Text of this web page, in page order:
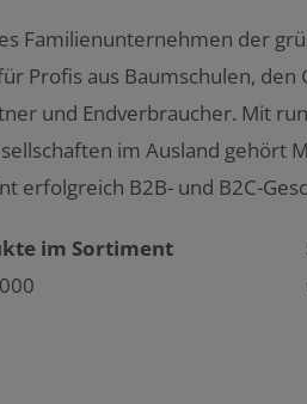
Familienunternehmen der
Profis aus Baumschulen, den
und Endverbraucher. Mit
im Ausland gehört
erfolgreich B2B- und B2C-
im Sortiment